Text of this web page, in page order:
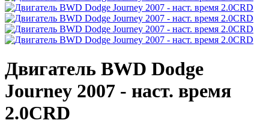
Двигатель BWD Dodge
Journey 2007 - наст. время
2.0CRD